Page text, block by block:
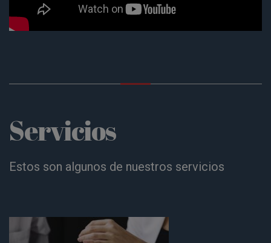
Servicios
Estos son algunos de nuestros servicios